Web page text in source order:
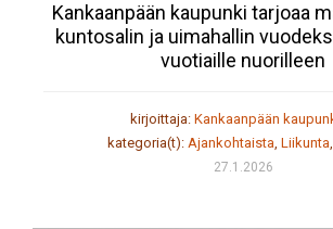
Kankaanpään kaupunki tarjoaa
kuntosalin ja uimahallin
vuotiaille nuorilleen
kirjoittaja: Kankaanpään
kategoria(t): Ajankohtaista, Liikunta,
27.1.2026